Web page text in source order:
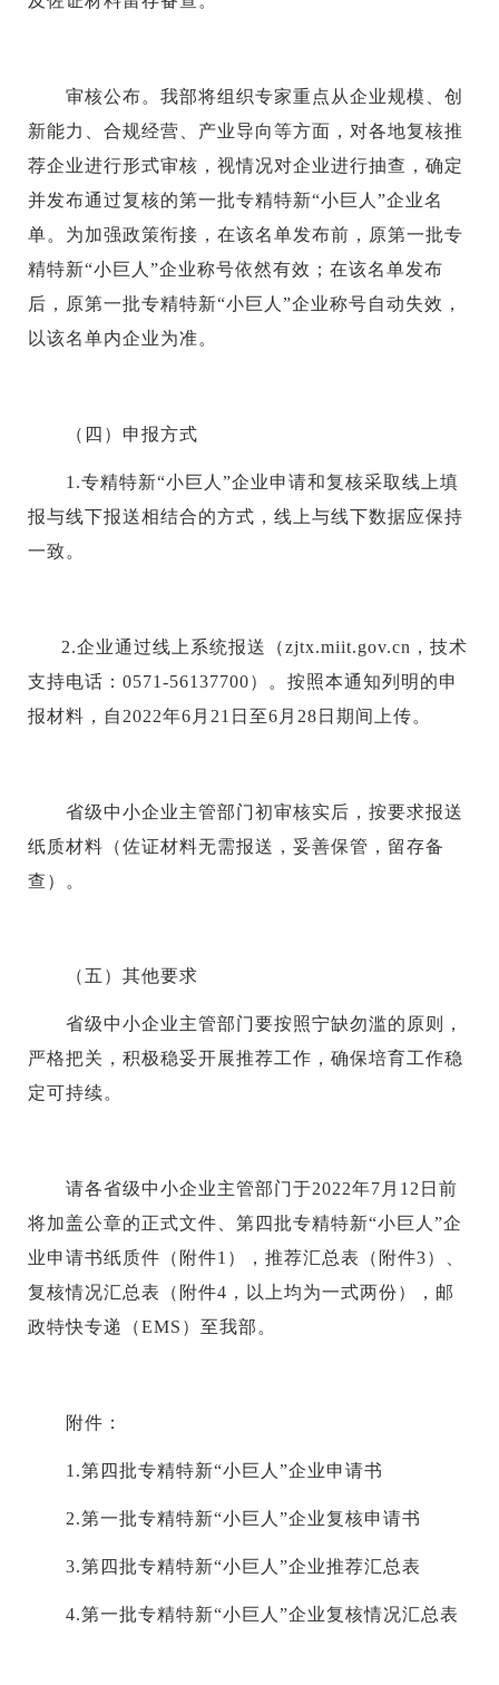
审核公布。我部将组织专家重点从企业规模、创
新能力、合规经营、产业导向等方面，对各地复核推
荐企业进行形式审核，视情况对企业进行抽查，确定
并发布通过复核的第一批专精特新“小巨人”企业名
单。为加强政策衔接，在该名单发布前，原第一批专
精特新“小巨人”企业称号依然有效；在该名单发布
后，原第一批专精特新“小巨人”企业称号自动失效，
以该名单内企业为准。
（四）申报方式
1.专精特新“小巨人”企业申请和复核采取线上填
报与线下报送相结合的方式，线上与线下数据应保持
一致。
2.企业通过线上系统报送（zjtx.miit.gov.cn，技术
支持电话：0571-56137700）。按照本通知列明的申
报材料，自2022年6月21日至6月28日期间上传。
省级中小企业主管部门初审核实后，按要求报送
纸质材料（佐证材料无需报送，妥善保管，留存备
查）。
（五）其他要求
省级中小企业主管部门要按照宁缺勿滥的原则，
严格把关，积极稳妥开展推荐工作，确保培育工作稳
定可持续。
请各省级中小企业主管部门于2022年7月12日前
将加盖公章的正式文件、第四批专精特新“小巨人”企
业申请书纸质件（附件1），推荐汇总表（附件3）、
复核情况汇总表（附件4，以上均为一式两份），邮
政特快专递（EMS）至我部。
附件：
1.第四批专精特新“小巨人”企业申请书
2.第一批专精特新“小巨人”企业复核申请书
3.第四批专精特新“小巨人”企业推荐汇总表
4.第一批专精特新“小巨人”企业复核情况汇总表